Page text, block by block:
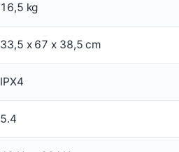
16,5 kg
33,5 x 67 x 38,5 cm
IPX4
5.4